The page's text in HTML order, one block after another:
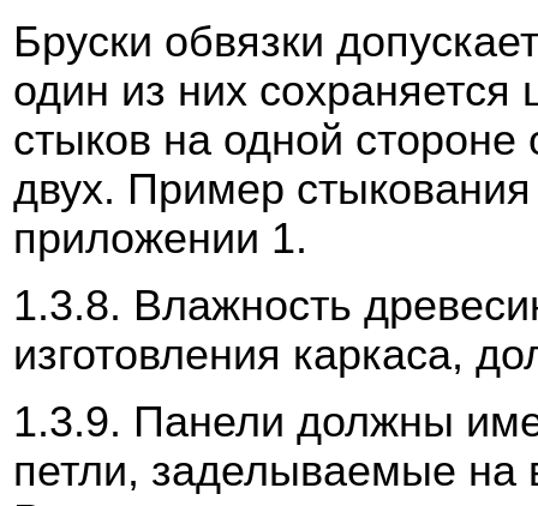
Бруски обвязки
один из них
стыков на одной
двух. Пример
приложении 1.
1.3.8. Влажность
изготовления каркаса,
1.3.9. Панели должны
петли, заделываемые на